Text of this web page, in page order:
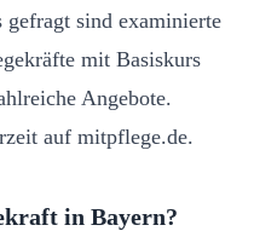
sind examinierte
mit Basiskurs
Angebote.
auf mitpflege.de.
in Bayern?